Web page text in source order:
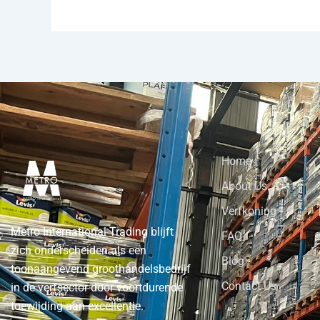
Metro International Trading blijft
zich onderscheiden als een
toonaangevend groothandelsbedrijf
in de verfsector door voortdurende
toewijding aan excellentie.
Home
About Us
Verfkoning
FAQ
Blog
Contact Us